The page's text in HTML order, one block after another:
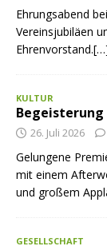
Ehrungsabend
Vereinsjubiläen
KULTUR
26. Juli 2026
Gelungene
mit einem
und großem
GESELLSCHAFT